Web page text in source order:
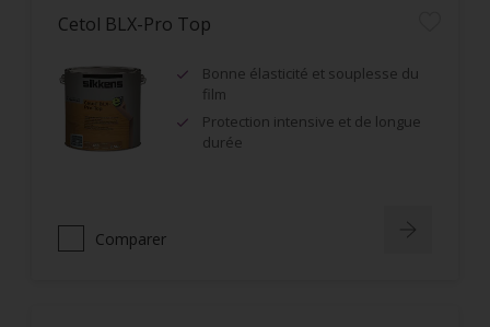
Cetol BLX-Pro Top
Bonne élasticité et souplesse du
film
Protection intensive et de longue
durée
Comparer